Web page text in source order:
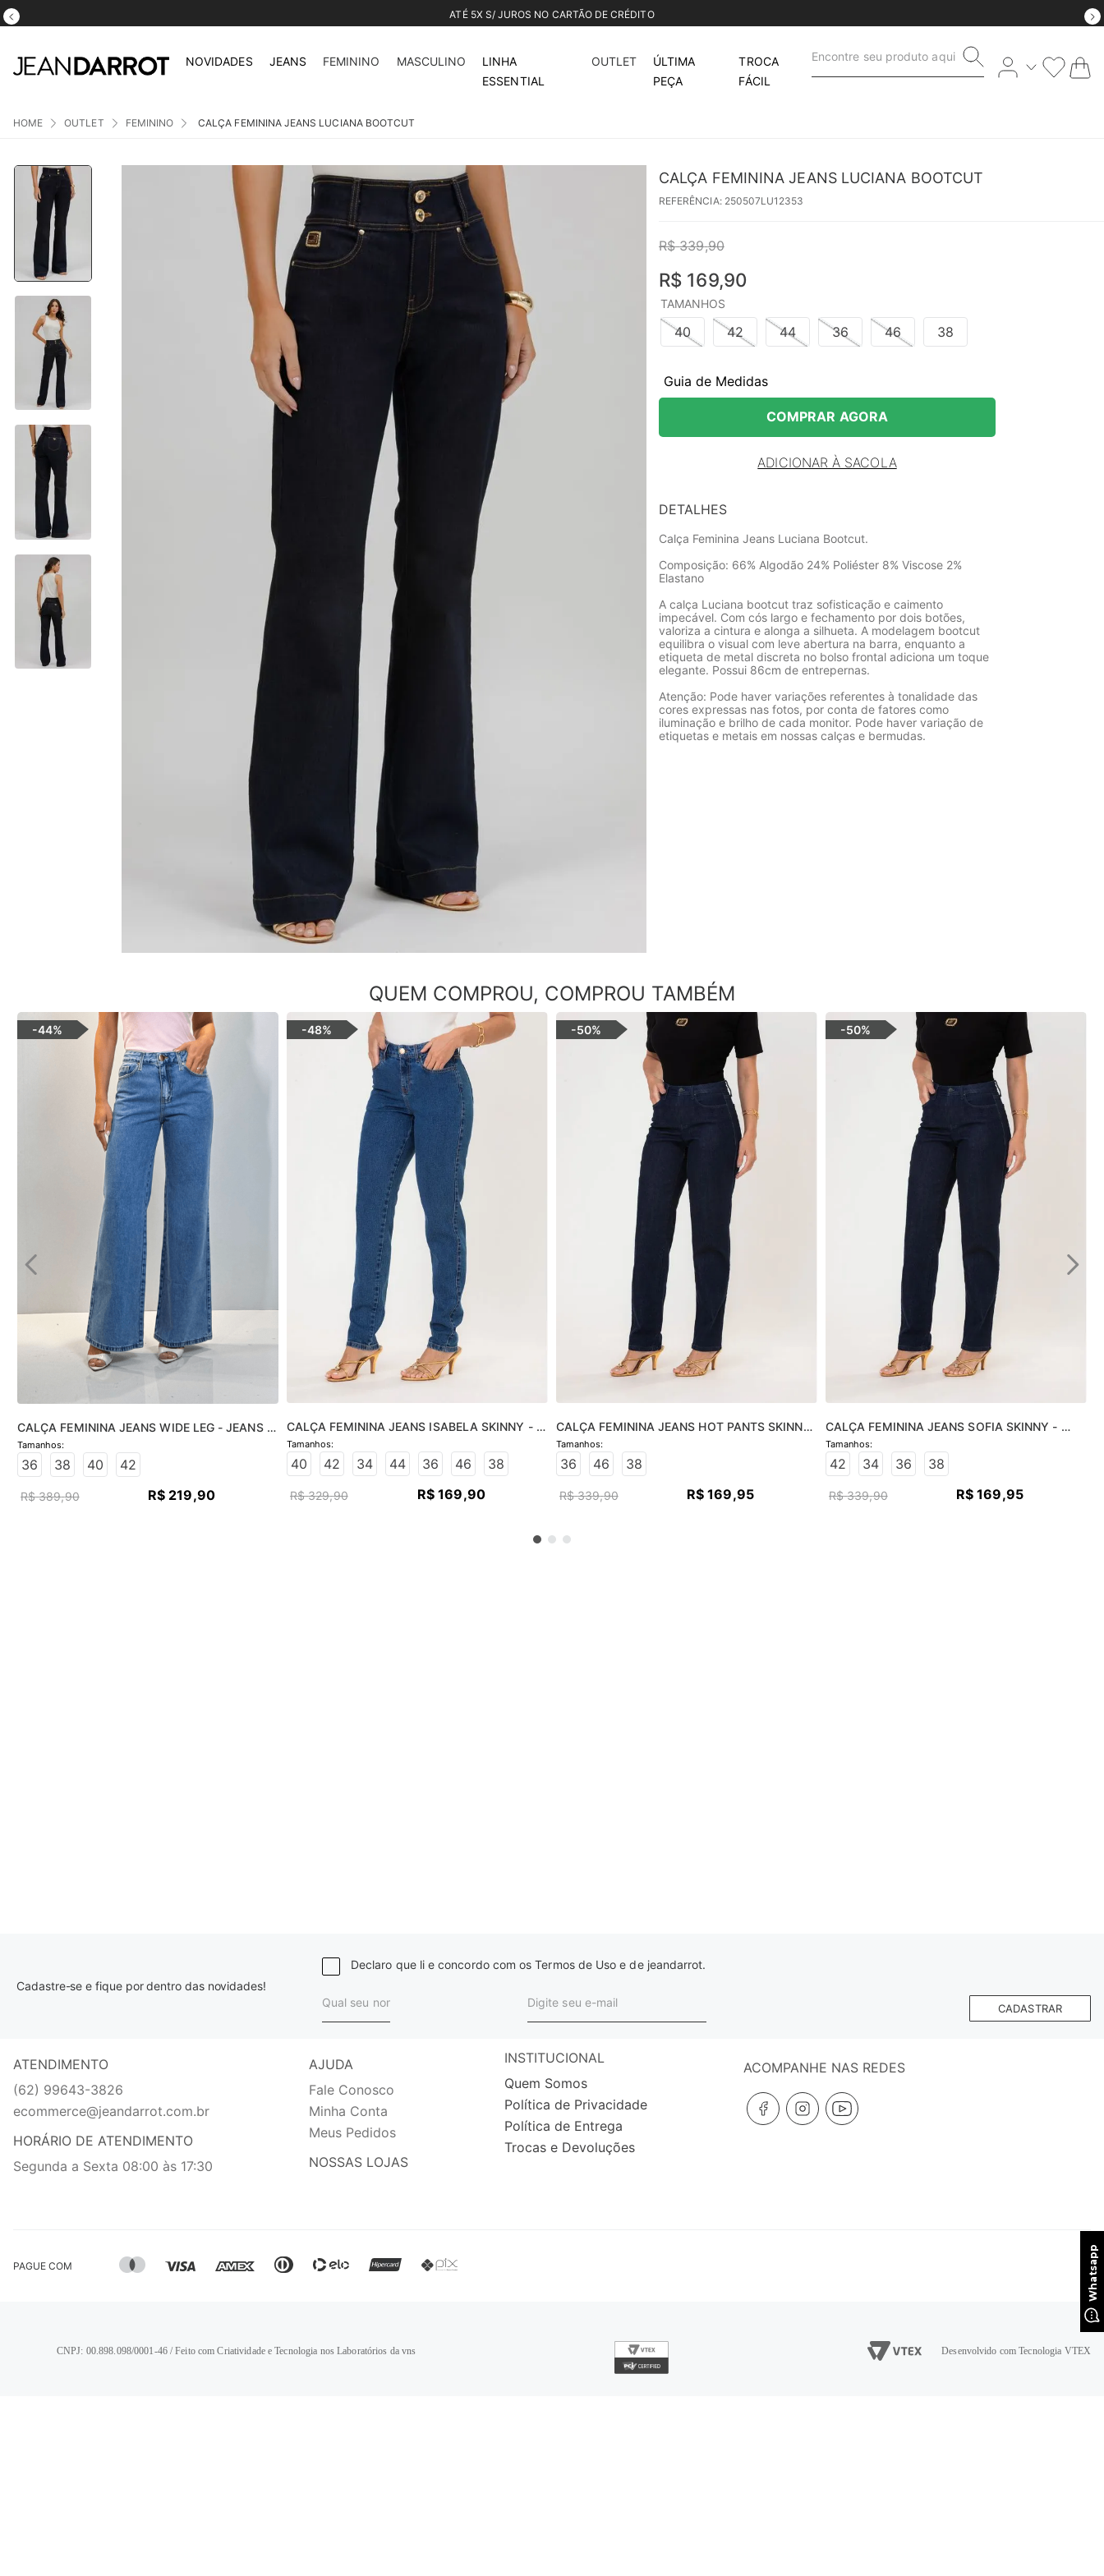
ATÉ 5X S/ JUROS NO CARTÃO DE CRÉDITO
NOVIDADES JEANS FEMININO MASCULINO
LINHA
ESSENTIAL
OUTLET
ÚLTIMA
PEÇA
TROCA
FÁCIL
Encontre seu produto aqui
OUTLET FEMININO CALÇA FEMININA JEANS LUCIANA BOOTCUT
CALÇA FEMININA JEANS LUCIANA BOOTCUT
REFERÊNCIA: 250507LU12353
R$ 339,90
R$ 169,90
50%off
TAMANHOS
40 42 44 36 46 38
Guia de Medidas
COMPRAR AGORA
ADICIONAR À SACOLA
DETALHES
Calça Feminina Jeans Luciana Bootcut.
Composição: 66% Algodão 24% Poliéster 8% Viscose 2%
Elastano
A calça Luciana bootcut traz sofisticação e caimento
impecável. Com cós largo e fechamento por dois botões,
valoriza a cintura e alonga a silhueta. A modelagem bootcut
equilibra o visual com leve abertura na barra, enquanto a
etiqueta de metal discreta no bolso frontal adiciona um toque
elegante. Possui 86cm de entrepernas.
Atenção: Pode haver variações referentes à tonalidade das
cores expressas nas fotos, por conta de fatores como
iluminação e brilho de cada monitor. Pode haver variação de
etiquetas e metais em nossas calças e bermudas.
QUEM COMPROU, COMPROU TAMBÉM
-44%
CALÇA FEMININA JEANS WIDE LEG - JEANS
CLARO
36 38 40 42
R$ 389,90 R$ 219,90
-48%
CALÇA FEMININA JEANS ISABELA SKINNY -
JEANS MÉDIO
40 42 34 44 36 46 38
R$ 329,90 R$ 169,90
-50%
CALÇA FEMININA JEANS HOT PANTS SKINNY
- JEANS ESCURO
36 46 38
R$ 339,90 R$ 169,95
-50%
CALÇA FEMININA JEANS SOFIA SKINNY -
JEANS ESCURO
42 34 36 38
R$ 339,90 R$ 169,95
Cadastre-se e fique por dentro das novidades!
Declaro que li e concordo com os Termos de Uso e de jeandarrot.
CADASTRAR
ATENDIMENTO
(62) 99643-3826
ecommerce@jeandarrot.com.br
HORÁRIO DE ATENDIMENTO
Segunda a Sexta 08:00 às 17:30
AJUDA
Fale Conosco
Minha Conta
Meus Pedidos
NOSSAS LOJAS
INSTITUCIONAL
Quem Somos
Política de Privacidade
Política de Entrega
Trocas e Devoluções
ACOMPANHE NAS REDES
PAGUE COM
CNPJ: 00.898.098/0001-46 / Feito com Criatividade e Tecnologia nos Laboratórios da vns Desenvolvido com Tecnologia VTEX